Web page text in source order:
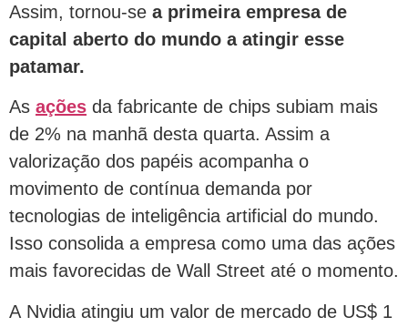
Assim, tornou-se a primeira empresa de
capital aberto do mundo a atingir esse
patamar.
As ações da fabricante de chips subiam mais
de 2% na manhã desta quarta. Assim a
valorização dos papéis acompanha o
movimento de contínua demanda por
tecnologias de inteligência artificial do mundo.
Isso consolida a empresa como uma das ações
mais favorecidas de Wall Street até o momento.
A Nvidia atingiu um valor de mercado de US$ 1